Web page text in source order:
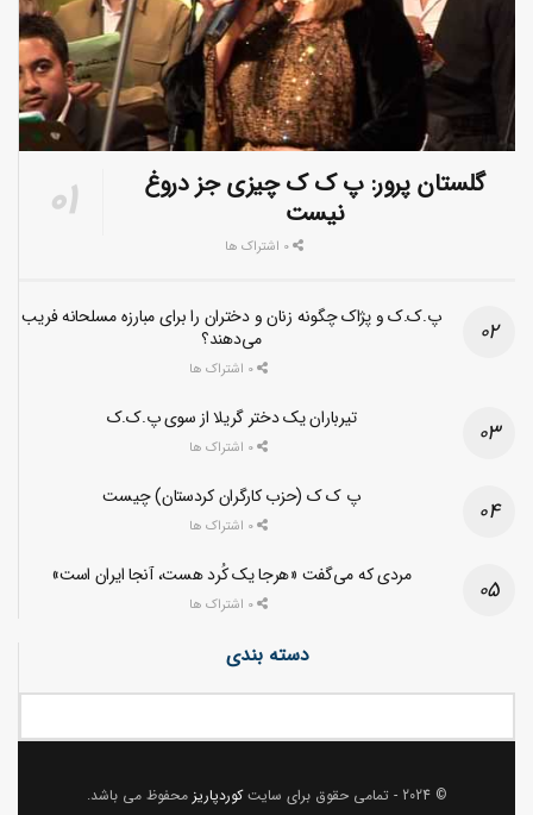
گلستان پرور: پ ک ک چیزی جز دروغ
نیست
پ.ک.ک و پژاک چگونه زنان و دختران را برای مبارزه مسلحانه فریب
می‌دهند؟
تیرباران یک دختر گریلا از سوی پ.ک.ک
پ ک ک (حزب کارگران کردستان) چیست
مردی که می‌گفت «هرجا یک کُرد هست، آنجا ایران است»
دسته بندی
© 2024 - تمامی حقوق برای سایتکوردپاریز محفوظ می باشد.